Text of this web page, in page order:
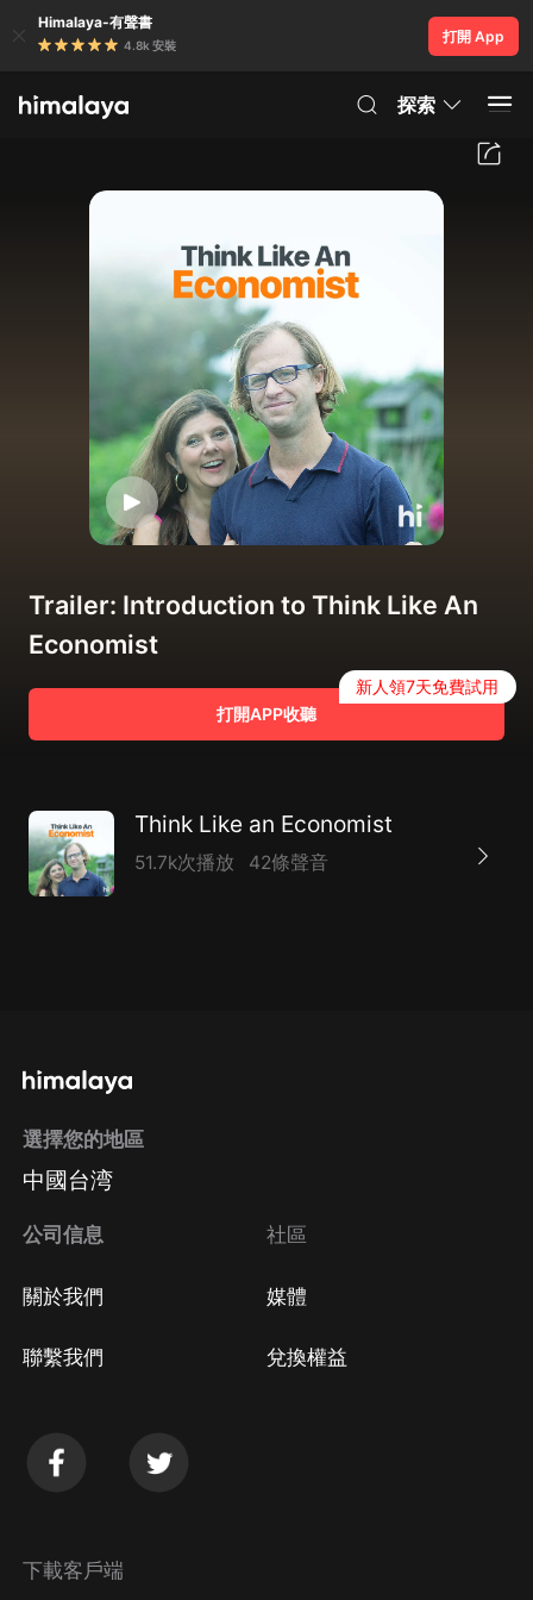
Himalaya-有聲書
4.8k 安裝
打開 App
探索
Trailer: Introduction to Think Like An
Economist
打開APP收聽
新人領7天免費試用
Think Like an Economist
51.7k次播放 42條聲音
選擇您的地區
中國台湾
公司信息
關於我們
聯繫我們
社區
媒體
兌換權益
下載客戶端